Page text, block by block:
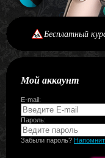
Бесплатный
Мой аккаунт
E-mail:
Пароль:
Забыли пароль?